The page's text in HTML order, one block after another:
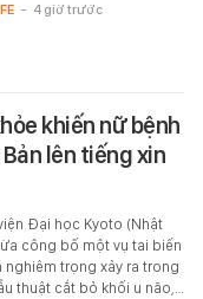
- 4 giờ trước
khiến nữ bệnh
lên tiếng xin
Đại học Kyoto (Nhật
công bố một vụ tai biến
nghiêm trọng xảy ra trong
thuật cắt bỏ khối u não,…